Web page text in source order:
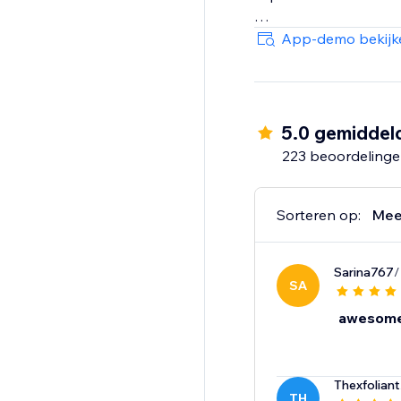
With Super Gift
App-demo
5.0
223
Sorteren op:
SA
Sarina767/
Thexfoliant